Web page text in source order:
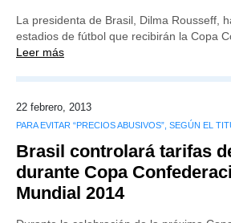
La presidenta de Brasil, Dilma Rousseff,
estadios de fútbol que recibirán la Copa
Leer más
22 febrero, 2013
PARA EVITAR “PRECIOS ABUSIVOS”, SEGÚN EL
Brasil controlará tarifas
durante Copa
Mundial 2014